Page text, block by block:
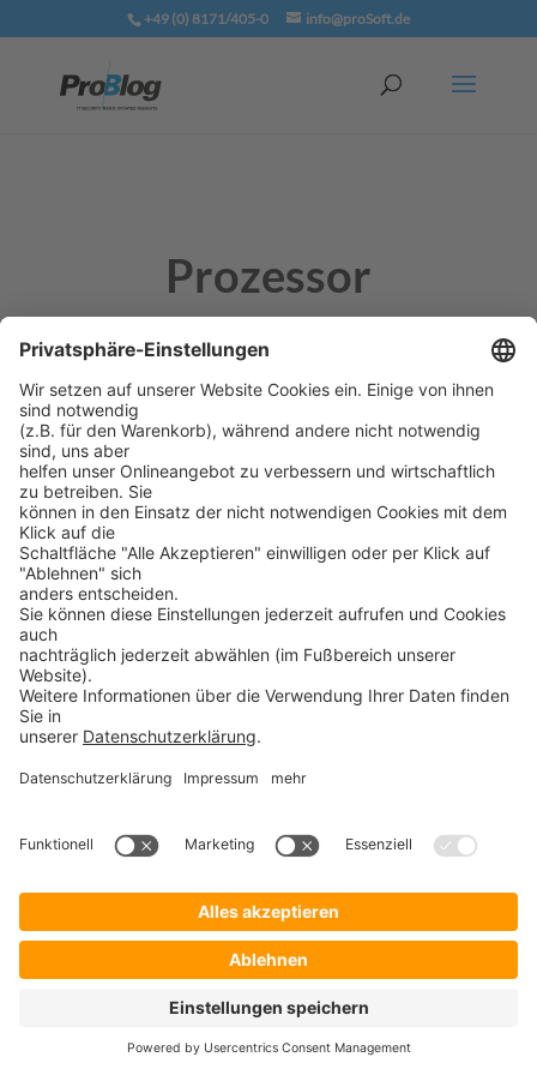
+49 (0) 8171/405-0 info@proSoft.de
Prozessor
Der Hauptprozessor, kurz CPU
(CentralProcessing Unit), ist die Rechenzentrale des
Computers. Darin bearbeiten Millionen kleiner
Schaltungen die Befehle des Betriebssystems und
anderer gestarteter Software. Je höher die
Prozessorleistung, desto schneller arbeitet der
Computer. Ein Hinweis auf die Leistung ist die
Taktfrequenz (in Hertz angegeben).
Synonyme:
CPU
Hauptprozessor